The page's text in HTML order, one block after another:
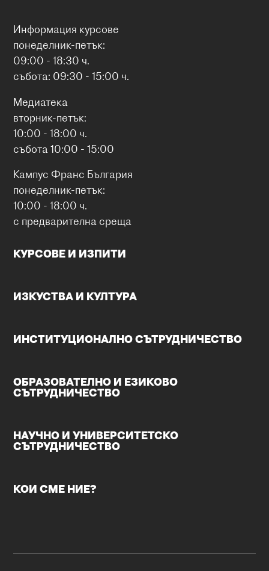
Информация курсове
понеделник-петък:
09:00 - 18:30 ч.
събота: 09:30 - 15:00 ч.
Медиатека
вторник-петък:
10:00 - 18:00 ч.
събота 10:00 - 15:00
Кампус Франс България
понеделник-петък:
10:00 - 18:00 ч.
с предварителна среща
КУРСОВЕ И ИЗПИТИ
ИЗКУСТВА И КУЛТУРА
ИНСТИТУЦИОНАЛНО СЪТРУДНИЧЕСТВО
ОБРАЗОВАТЕЛНО И ЕЗИКОВО
СЪТРУДНИЧЕСТВО
НАУЧНО И УНИВЕРСИТЕТСКО
СЪТРУДНИЧЕСТВО
КОИ СМЕ НИЕ?